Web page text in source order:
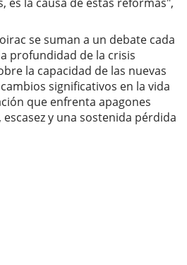
se suman a un debate cada
profundidad de la crisis
la capacidad de las nuevas
significativos en la vida
que enfrenta apagones
y una sostenida pérdida